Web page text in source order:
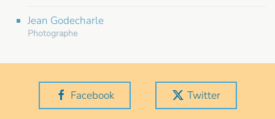
Jean Godecharle
Photographe
Facebook Twitter